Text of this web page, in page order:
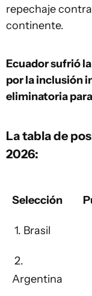
repechaje
continente.
Ecuador sufrió
por la inclusión
eliminatoria
La tabla de
2026:
Selección
1. Brasil
2.
Argentina